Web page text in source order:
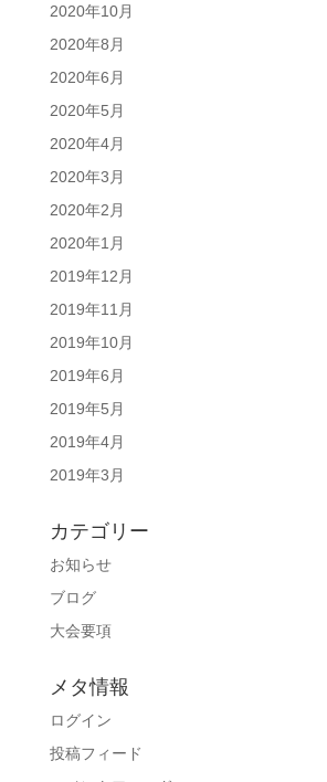
2020年10月
2020年8月
2020年6月
2020年5月
2020年4月
2020年3月
2020年2月
2020年1月
2019年12月
2019年11月
2019年10月
2019年6月
2019年5月
2019年4月
2019年3月
カテゴリー
お知らせ
ブログ
大会要項
メタ情報
ログイン
投稿フィード